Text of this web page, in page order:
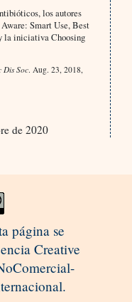
los autores
Smart Use, Best
la iniciativa Choosing
Dis Soc. Aug. 23, 2018,
de 2020
página se
Creative